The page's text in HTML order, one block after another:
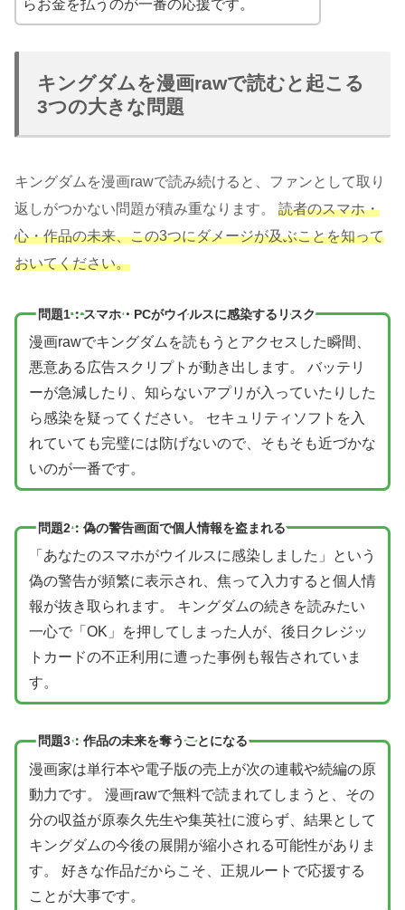
らお金を払うのが一番の応援です。
キングダムを漫画rawで読むと起こる
3つの大きな問題
キングダムを漫画rawで読み続けると、ファンとして取り
返しがつかない問題が積み重なります。 読者のスマホ・
心・作品の未来、この3つにダメージが及ぶことを知って
おいてください。
問題1：スマホ・PCがウイルスに感染するリスク
漫画rawでキングダムを読もうとアクセスした瞬間、
悪意ある広告スクリプトが動き出します。 バッテリ
ーが急減したり、知らないアプリが入っていたりした
ら感染を疑ってください。 セキュリティソフトを入
れていても完璧には防げないので、そもそも近づかな
いのが一番です。
問題2：偽の警告画面で個人情報を盗まれる
「あなたのスマホがウイルスに感染しました」という
偽の警告が頻繁に表示され、焦って入力すると個人情
報が抜き取られます。 キングダムの続きを読みたい
一心で「OK」を押してしまった人が、後日クレジッ
トカードの不正利用に遭った事例も報告されていま
す。
問題3：作品の未来を奪うことになる
漫画家は単行本や電子版の売上が次の連載や続編の原
動力です。 漫画rawで無料で読まれてしまうと、その
分の収益が原泰久先生や集英社に渡らず、結果として
キングダムの今後の展開が縮小される可能性がありま
す。 好きな作品だからこそ、正規ルートで応援する
ことが大事です。